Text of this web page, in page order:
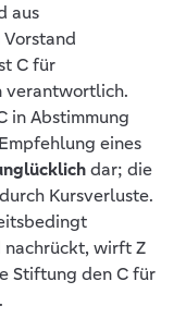
aus
C für
verantwortlich.
in Abstimmung
eines
dar; die
Kursverluste.
nachrückt, wirft Z
Stiftung den C für